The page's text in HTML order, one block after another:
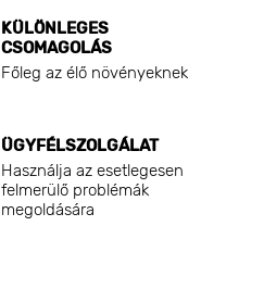
KÜLÖNLEGES
CSOMAGOLÁS
Főleg az élő növényeknek
ÜGYFÉLSZOLGÁLAT
Használja az esetlegesen
felmerülő problémák
megoldására